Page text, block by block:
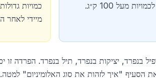
מעל 100 ק״ג.
כמויות
מיידי לאחר
בנפרד, יציקות בנפרד, תיל בנפרד. הפרדה זו